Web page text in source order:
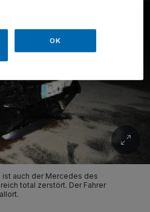
ist auch der Mercedes des
total zerstört. Der Fahrer
OK